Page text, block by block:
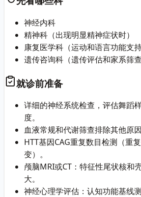
神经内科
精神科（出现明显精神症状时）
康复医学科（运动和语言功能支持
遗传咨询科（遗传评估和家系筛查
就诊前准备
详细的神经系统检查，评估舞蹈
度。
血液常规和代谢筛查排除其他原因
HTT基因CAG重复数目检测（重
变）。
颅脑MRI或CT：特征性尾状核和
大。
神经心理学评估：认知功能基线测